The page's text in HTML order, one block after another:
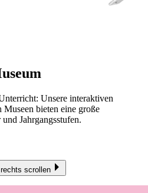
Unsere interaktiven
bieten eine große
Jahrgangsstufen.
scrollen